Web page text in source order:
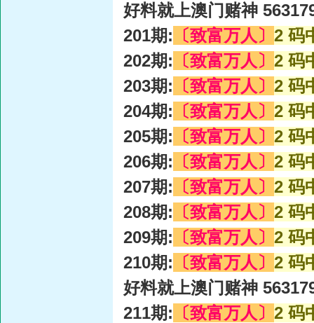
好料就上澳门赌神
201期: 〔致富万人〕 2 码
202期: 〔致富万人〕 2 码
203期: 〔致富万人〕 2 码
204期: 〔致富万人〕 2 码
205期: 〔致富万人〕 2 码
206期: 〔致富万人〕 2 码
207期: 〔致富万人〕 2 码
208期: 〔致富万人〕 2 码
209期: 〔致富万人〕 2 码
210期: 〔致富万人〕 2 码
好料就上澳门赌神
211期: 〔致富万人〕 2 码